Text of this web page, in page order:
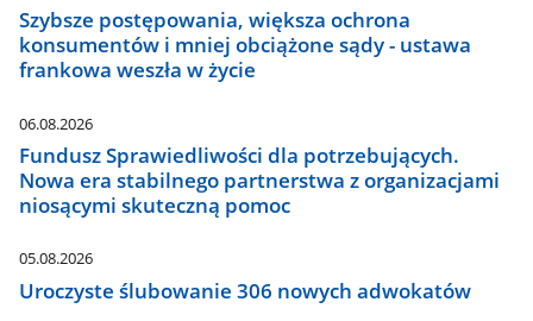
Szybsze postępowania, większa ochrona
konsumentów i mniej obciążone sądy - ustawa
frankowa weszła w życie
06.08.2026
Fundusz Sprawiedliwości dla potrzebujących.
Nowa era stabilnego partnerstwa z organizacjami
niosącymi skuteczną pomoc
05.08.2026
Uroczyste ślubowanie 306 nowych adwokatów